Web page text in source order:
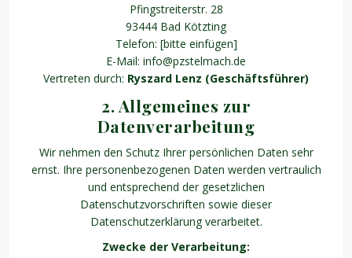
Pfingstreiterstr. 28
93444 Bad Kötzting
Telefon: [bitte einfügen]
E-Mail: info@pzstelmach.de
Vertreten durch: Ryszard Lenz (Geschäftsführer)
2. Allgemeines zur
Datenverarbeitung
Wir nehmen den Schutz Ihrer persönlichen Daten sehr
ernst. Ihre personenbezogenen Daten werden vertraulich
und entsprechend der gesetzlichen
Datenschutzvorschriften sowie dieser
Datenschutzerklärung verarbeitet.
Zwecke der Verarbeitung: